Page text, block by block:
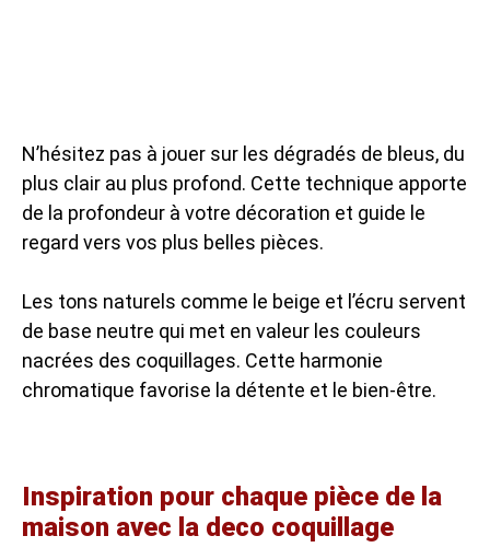
N’hésitez pas à jouer sur les dégradés de bleus, du
plus clair au plus profond. Cette technique apporte
de la profondeur à votre décoration et guide le
regard vers vos plus belles pièces.
Les tons naturels comme le beige et l’écru servent
de base neutre qui met en valeur les couleurs
nacrées des coquillages. Cette harmonie
chromatique favorise la détente et le bien-être.
Inspiration pour chaque pièce de la
maison avec la deco coquillage